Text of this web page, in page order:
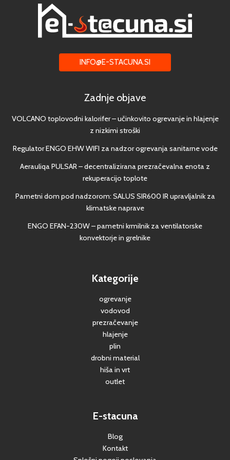
INFO@E-STACUNA.SI
Zadnje objave
VOLCANO toplovodni kalorifer – učinkovito ogrevanje in hlajenje
z nizkimi stroški
Regulator ENGO EHW WIFI za nadzor ogrevanja sanitarne vode
Aerauliqa PULSAR – decentralizirana prezračevalna enota z
rekuperacijo toplote
Pametni dom pod nadzorom: SALUS SIR600 IR upravljalnik za
klimatske naprave
ENGO EFAN-230W – pametni krmilnik za ventilatorske
konvektorje in grelnike
Kategorije
ogrevanje
vodovod
prezračevanje
hlajenje
plin
drobni material
hiša in vrt
outlet
E-stacuna
Blog
Kontakt